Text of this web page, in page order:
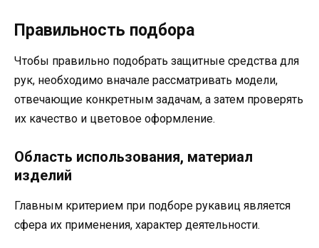
Правильность подбора
Чтобы правильно подобрать защитные средства для
рук, необходимо вначале рассматривать модели,
отвечающие конкретным задачам, а затем проверять
их качество и цветовое оформление.
Область использования, материал
изделий
Главным критерием при подборе рукавиц является
сфера их применения, характер деятельности.